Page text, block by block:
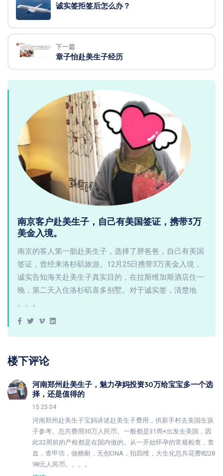
诚实签拒签后怎么办？
下一篇
章子怡赴美生子经历
南京客户赴美生子，自己有美国签证，携带3万
美金入境。
南京的客人第一胎赴美生子，选择了胖爸爸，自己有美国
签证，曾经来洛杉矶旅游。12月25日携带3万美金入境，
诚实告知海关赴美生子真实目的，在拉斯维加斯酒店住一
晚，第二天入住洛杉矶喜多别墅。对于诚实签，清楚地
。。。
楼下评论
河南郑州赴美生子，魅力孕妈投资30万给宝宝多一个选
择，还是值得的
15:25:04
河南郑州赴美生子宝妈讲述赴美生子费用，供新手村去美国生孩
子参考。总共费用30万人民币。一般都是31周+出发去美国，因
此32周前的产检都是在国内做的。从一开始怀孕的常规检查，查
血，查甲功，做糖耐，无创DNA，拍四维，大生化总共花费8228
98元人民币。。。。